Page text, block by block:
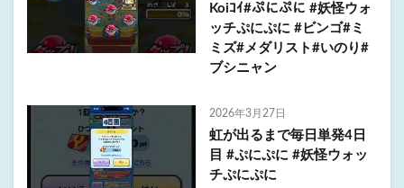
Koiｺｲ#ぷにぷに #妖怪ウォ
ッチぷにぷに #ビンゴ#ミ
ミズ#メダリスト#いのり#
ブシニャン
2026年3月27日
虹が出るまで毎日単発4日
目 #ぷにぷに #妖怪ウォッ
チぷにぷに